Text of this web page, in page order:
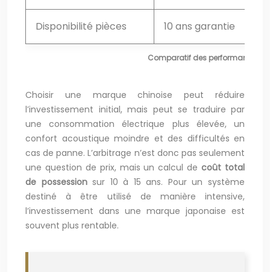
Comparatif des performances :
Disponibilité pièces 10 ans garantie
Choisir une marque chinoise peut réduire
l’investissement initial, mais peut se traduire par
une consommation électrique plus élevée, un
confort acoustique moindre et des difficultés en
cas de panne. L’arbitrage n’est donc pas seulement
une question de prix, mais un calcul decoût total
de possessionsur 10 à 15 ans. Pour un système
destiné à être utilisé de manière intensive,
l’investissement dans une marque japonaise est
souvent plus rentable.